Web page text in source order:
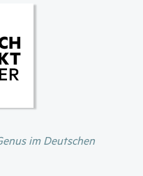
im Deutschen